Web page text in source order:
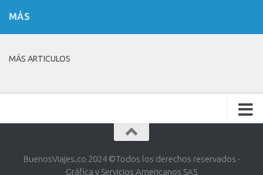
MÁS
MÁS ARTICULOS
BuenosViajes.co 2024 ©️Todos los derechos reservados -
Gráfica y Servicios Americanos SAS